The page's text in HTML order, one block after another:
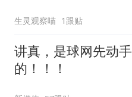
生灵观察喵 1跟贴
讲真，是球网先动手
的！！！